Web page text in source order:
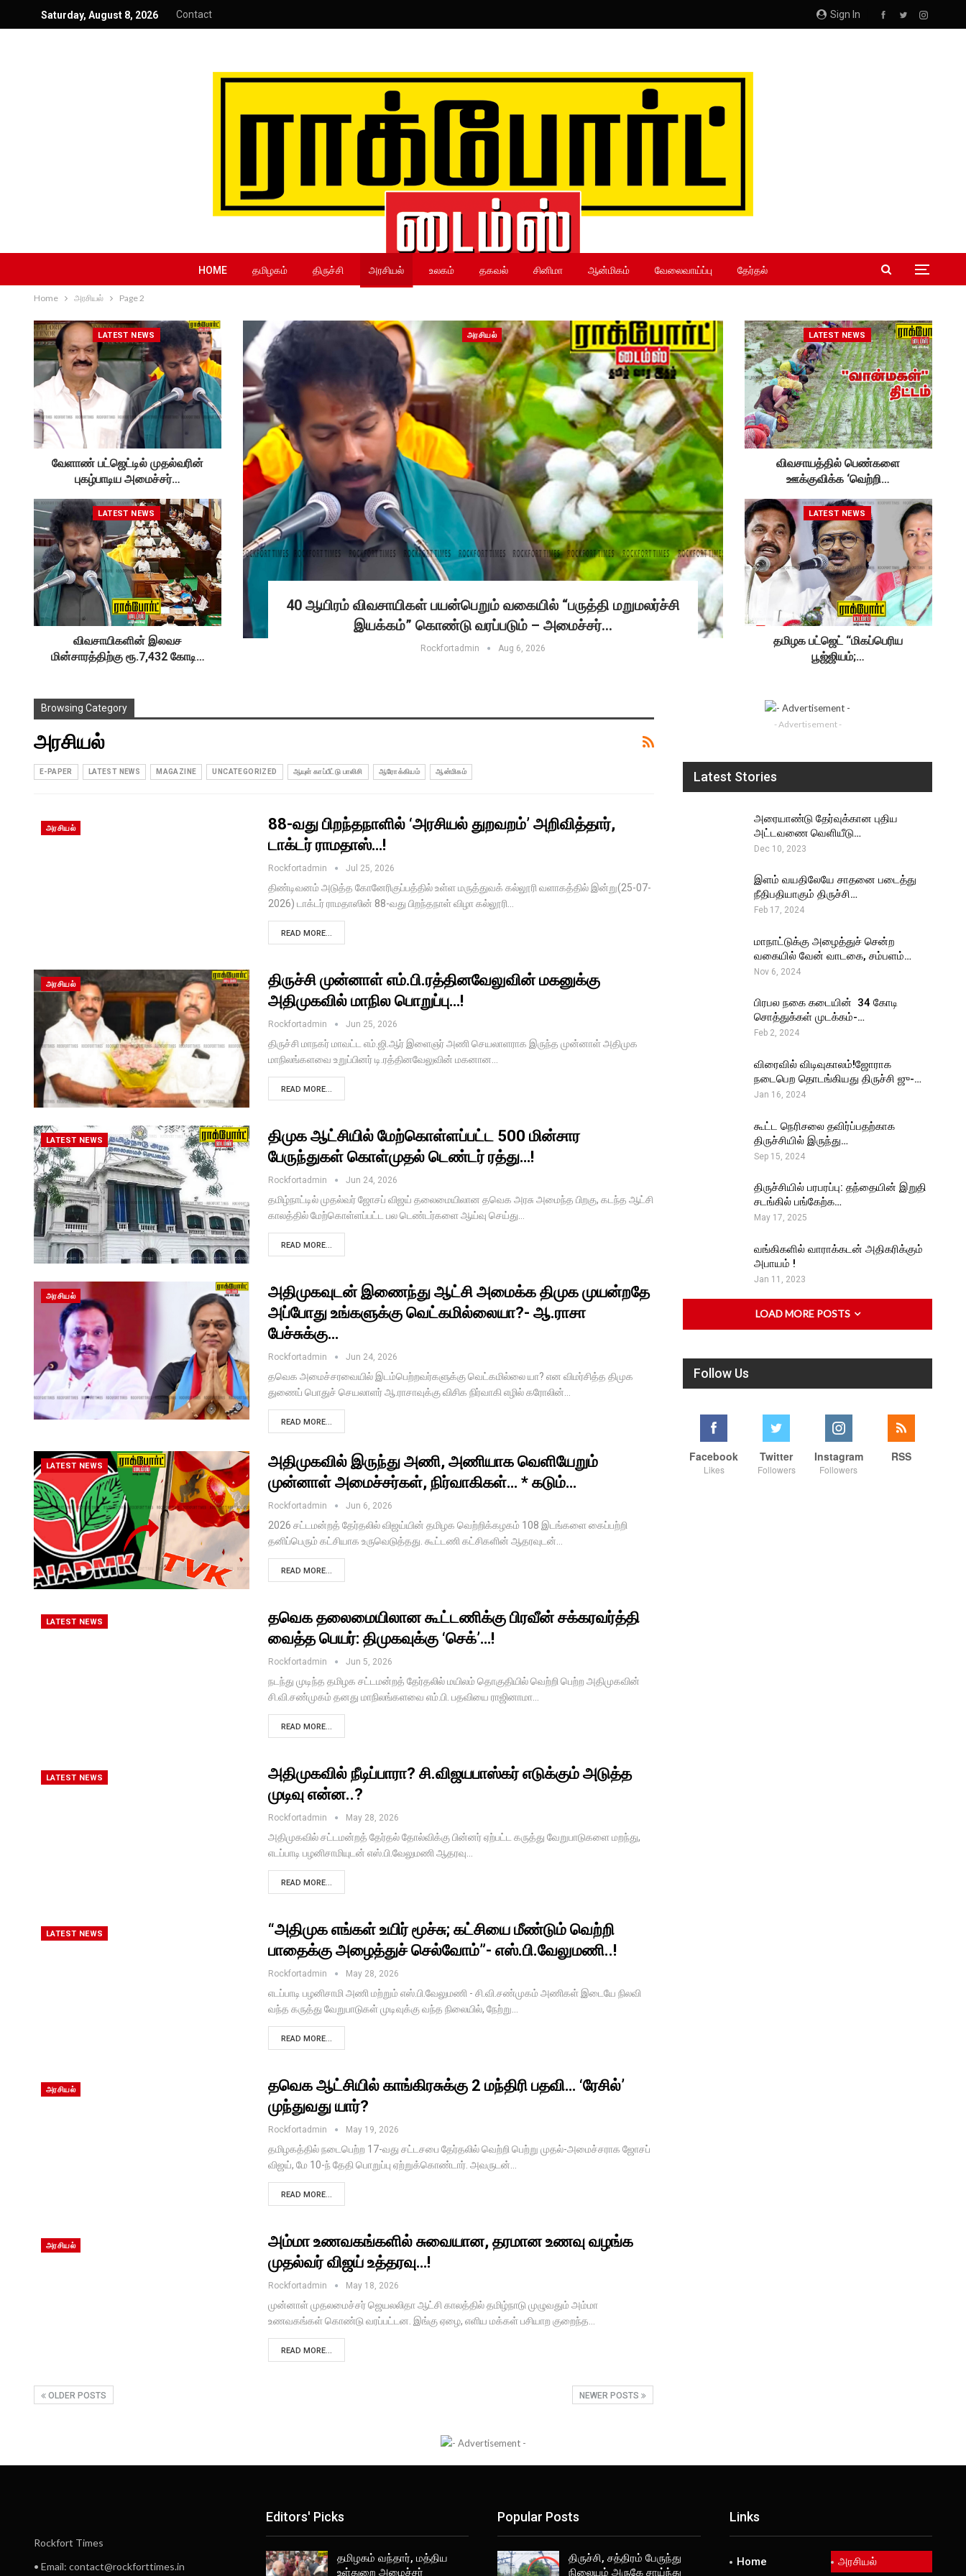
Sign In
Saturday, August 8, 2026 Contact
HOME தமிழகம் திருச்சி அரசியல் உலகம் தகவல் சினிமா ஆன்மிகம் வேலைவாய்ப்பு தேர்தல்
Home அரசியல் Page 2
அரசியல்
40 ஆயிரம் விவசாயிகள் பயன்பெறும் வகையில் “பருத்தி மறுமலர்ச்சி
இயக்கம்” கொண்டு வரப்படும் – அமைச்சர்…
Rockfortadmin Aug 6, 2026
LATEST NEWS
வேளாண் பட்ஜெட்டில் முதல்வரின்
புகழ்பாடிய அமைச்சர்…
LATEST NEWS
விவசாயிகளின் இலவச
மின்சாரத்திற்கு ரூ.7,432 கோடி…
LATEST NEWS
விவசாயத்தில் பெண்களை
ஊக்குவிக்க ‘வெற்றி…
LATEST NEWS
தமிழக பட்ஜெட் “மிகப்பெரிய
பூஜ்ஜியம்;…
Browsing Category
அரசியல்
E-PAPER LATEST NEWS MAGAZINE UNCATEGORIZED ஆயுள் காப்பீட்டு பாலிசி ஆரோக்கியம் ஆன்மிகம்
அரசியல்
88-வது பிறந்தநாளில் ‘அரசியல் துறவறம்’ அறிவித்தார்,
டாக்டர் ராமதாஸ்…!
Rockfortadmin Jul 25, 2026
திண்டிவனம் அடுத்த கோனேரிகுப்பத்தில் உள்ள மருத்துவக் கல்லூரி வளாகத்தில் இன்று(25-07-
2026) டாக்டர் ராமதாஸின் 88-வது பிறந்தநாள் விழா கல்லூரி…
READ MORE...
அரசியல்
திருச்சி முன்னாள் எம்.பி.ரத்தினவேலுவின் மகனுக்கு
அதிமுகவில் மாநில பொறுப்பு…!
Rockfortadmin Jun 25, 2026
திருச்சி மாநகர் மாவட்ட எம்.ஜி.ஆர் இளைஞர் அணி செயலாளராக இருந்த முன்னாள் அதிமுக
மாநிலங்களவை உறுப்பினர் டி.ரத்தினவேலுவின் மகனான…
READ MORE...
LATEST NEWS
திமுக ஆட்சியில் மேற்கொள்ளப்பட்ட 500 மின்சார
பேருந்துகள் கொள்முதல் டெண்டர் ரத்து…!
Rockfortadmin Jun 24, 2026
தமிழ்நாட்டில் முதல்வர் ஜோசப் விஜய் தலைமையிலான தவெக அரசு அமைந்த பிறகு, கடந்த ஆட்சி
காலத்தில் மேற்கொள்ளப்பட்ட பல டெண்டர்களை ஆய்வு செய்து…
READ MORE...
அரசியல்
அதிமுகவுடன் இணைந்து ஆட்சி அமைக்க திமுக முயன்றதே
அப்போது உங்களுக்கு வெட்கமில்லையா?- ஆ.ராசா
பேச்சுக்கு…
Rockfortadmin Jun 24, 2026
தவெக அமைச்சரவையில் இடம்பெற்றவர்களுக்கு வெட்கமில்லை யா? என விமர்சித்த திமுக
துணைப் பொதுச் செயலாளர் ஆ.ராசாவுக்கு விசிக நிர்வாகி எழில் கரோலின்…
READ MORE...
LATEST NEWS
அதிமுகவில் இருந்து அணி, அணியாக வெளியேறும்
முன்னாள் அமைச்சர்கள், நிர்வாகிகள்… * கடும்…
Rockfortadmin Jun 6, 2026
2026 சட்டமன்றத் தேர்தலில் விஜய்யின் தமிழக வெற்றிக்கழகம் 108 இடங்களை கைப்பற்றி
தனிப்பெரும் கட்சியாக உருவெடுத்தது. கூட்டணி கட்சிகளின் ஆதரவுடன்…
READ MORE...
LATEST NEWS
தவெக தலைமையிலான கூட்டணிக்கு பிரவீன் சக்கரவர்த்தி
வைத்த பெயர்: திமுகவுக்கு ‘செக்’…!
Rockfortadmin Jun 5, 2026
நடந்து முடிந்த தமிழக சட்டமன்றத் தேர்தலில் மயிலம் தொகுதியில் வெற்றி பெற்ற அதிமுகவின்
சி.வி.சண்முகம் தனது மாநிலங்களவை எம்.பி. பதவியை ராஜினாமா…
READ MORE...
LATEST NEWS
அதிமுகவில் நீடிப்பாரா? சி.விஜயபாஸ்கர் எடுக்கும் அடுத்த
முடிவு என்ன..?
Rockfortadmin May 28, 2026
அதிமுகவில் சட்டமன்றத் தேர்தல் தோல்விக்கு பின்னர் ஏற்பட்ட கருத்து வேறுபாடுகளை மறந்து,
எடப்பாடி பழனிசாமியுடன் எஸ்.பி.வேலுமணி ஆதரவு…
READ MORE...
LATEST NEWS
“அதிமுக எங்கள் உயிர் மூச்சு; கட்சியை மீண்டும் வெற்றி
பாதைக்கு அழைத்துச் செல்வோம்”- எஸ்.பி.வேலுமணி..!
Rockfortadmin May 28, 2026
எடப்பாடி பழனிசாமி அணி மற்றும் எஸ்.பி.வேலுமணி - சி.வி.சண்முகம் அணிகள் இடையே நிலவி
வந்த கருத்து வேறுபாடுகள் முடிவுக்கு வந்த நிலையில், நேற்று…
READ MORE...
அரசியல்
தவெக ஆட்சியில் காங்கிரசுக்கு 2 மந்திரி பதவி… ‘ரேசில்’
முந்துவது யார்?
Rockfortadmin May 19, 2026
தமிழகத்தில் நடைபெற்ற 17-வது சட்டசபை தேர்தலில் வெற்றி பெற்று முதல்-அமைச்சராக ஜோசப்
விஜய், மே 10-ந் தேதி பொறுப்பு ஏற்றுக்கொண்டார். அவருடன்…
READ MORE...
அரசியல்
அம்மா உணவகங்களில் சுவையான, தரமான உணவு வழங்க
முதல்வர் விஜய் உத்தரவு…!
Rockfortadmin May 18, 2026
முன்னாள் முதலமைச்சர் ஜெயலலிதா ஆட்சி காலத்தில் தமிழ்நாடு முழுவதும் அம்மா
உணவகங்கள் கொண்டு வரப்பட்டன. இங்கு ஏழை, எளிய மக்கள் பசியாற குறைந்த…
READ MORE...
OLDER POSTS NEWER POSTS
- Advertisement -
Latest Stories
அரையாண்டு தேர்வுக்கான புதிய
அட்டவணை வெளியீடு…
Dec 10, 2023
இளம் வயதிலேயே சாதனை படைத்து
நீதிபதியாகும் திருச்சி…
Feb 17, 2024
மாநாட்டுக்கு அழைத்துச் சென்ற
வகையில் வேன் வாடகை, சம்பளம்…
Nov 6, 2024
பிரபல நகை கடையின் ₹ 34 கோடி
சொத்துக்கள் முடக்கம்-…
Feb 2, 2024
விரைவில் விடிவுகாலம்!ஜோராக
நடைபெற தொடங்கியது திருச்சி ஜு-…
Jan 16, 2024
கூட்ட நெரிசலை தவிர்ப்பதற்காக
திருச்சியில் இருந்து…
Sep 15, 2024
திருச்சியில் பரபரப்பு: தந்தையின் இறுதி
சடங்கில் பங்கேற்க…
May 17, 2025
வங்கிகளில் வாராக்கடன் அதிகரிக்கும்
அபாயம் !
Jan 11, 2023
LOAD MORE POSTS
Follow Us
Facebook
Likes
Twitter
Followers
Instagram
Followers
RSS
Rockfort Times
• Email: contact@rockforttimes.in
Editors' Picks
தமிழகம் வந்தார், மத்திய
உள்துறை அமைச்சர்
Popular Posts
திருச்சி, சத்திரம் பேருந்து
நிலையம் அருகே சாய்ந்து
Links
Home அரசியல்